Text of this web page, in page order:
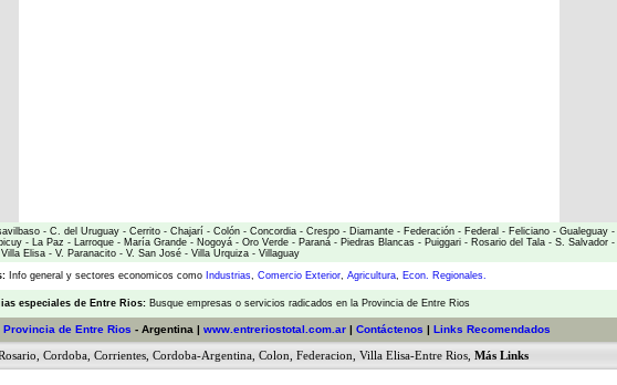
- C. del Uruguay - Cerrito - Chajarí - Colón - Concordia - Crespo - Diamante - Federación - Federal - Feliciano - Gualeguay -
- La Paz - Larroque - María Grande - Nogoyá - Oro Verde - Paraná - Piedras Blancas - Puiggari - Rosario del Tala - S. Salvador -
Villa Elisa - V. Paranacito - V. San José - Villa Urquiza - Villaguay
Info general y sectores economicos como Industrias, Comercio Exterior, Agricultura, Econ. Regionales.
especiales de Entre Rios: Busque empresas o servicios radicados en la Provincia de Entre Rios
Provincia de Entre Rios - Argentina | www.entreriostotal.com.ar| Contáctenos | Links Recomendados
Cordoba Corrientes Cordoba-Argentina Colon Federacion Villa Elisa-Entre Rios Más Links